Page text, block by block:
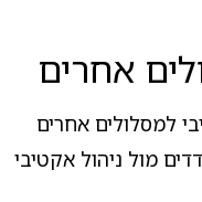
אחרים
למסלולים אחרים
מול ניהול אקטיבי